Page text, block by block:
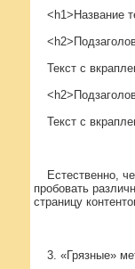
<h1>Название
Текст с
Текст с
Естественно,
пробовать
страницу
3. «Грязные»